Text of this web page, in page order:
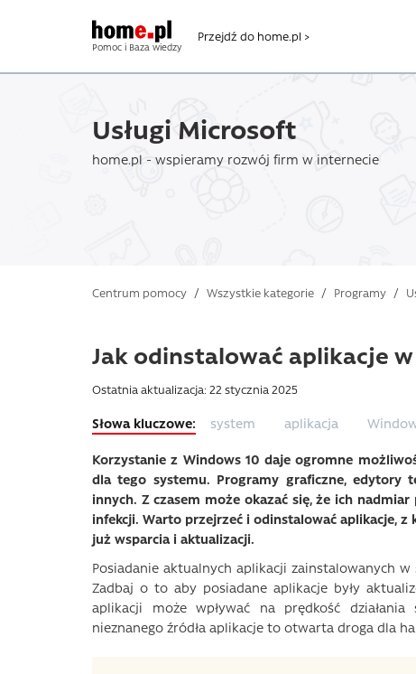
Pomoc i Baza wiedzy
Przejdź do home.pl >
Usługi Microsoft
home.pl - wspieramy rozwój firm w internecie
Centrum pomocy / Wszystkie kategorie / Programy /
Jak odinstalować aplikacje w
Ostatnia aktualizacja: 22 stycznia 2025
system aplikacja
Korzystanie z Windows 10 daje ogromne
dla tego systemu. Programy graficzne, edytory
innych. Z czasem może okazać się, że ich
infekcji. Warto przejrzeć i odinstalować aplikacje,
już wsparcia i aktualizacji.
Posiadanie aktualnych aplikacji zainstalowanych
Zadbaj o to aby posiadane aplikacje były
aplikacji może wpływać na prędkość
nieznanego źródła aplikacje to otwarta droga dla